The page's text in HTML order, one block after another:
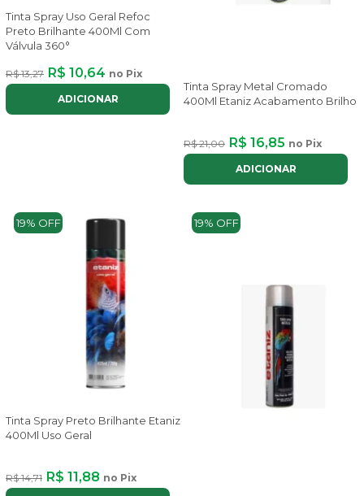
Tinta Spray Uso Geral Refoc
Preto Brilhante 400Ml Com
Válvula 360°
R$ 13,27 R$ 10,64 no Pix
ADICIONAR
Tinta Spray Metal Cromado
400Ml Etaniz Acabamento Brilho
R$ 21,00 R$ 16,85 no Pix
ADICIONAR
19% OFF
Tinta Spray Preto Brilhante Etaniz
400Ml Uso Geral
R$ 14,71 R$ 11,88 no Pix
19% OFF